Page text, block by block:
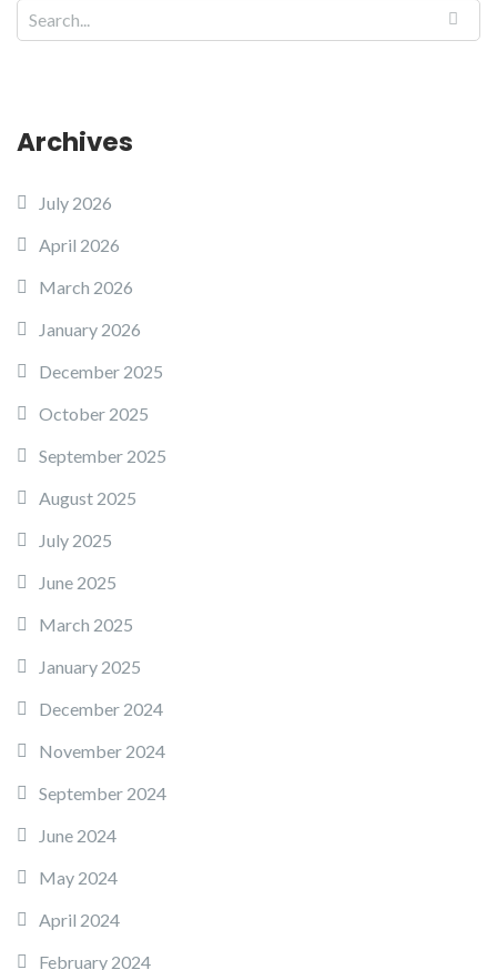
Archives
July 2026
April 2026
March 2026
January 2026
December 2025
October 2025
September 2025
August 2025
July 2025
June 2025
March 2025
January 2025
December 2024
November 2024
September 2024
June 2024
May 2024
April 2024
February 2024